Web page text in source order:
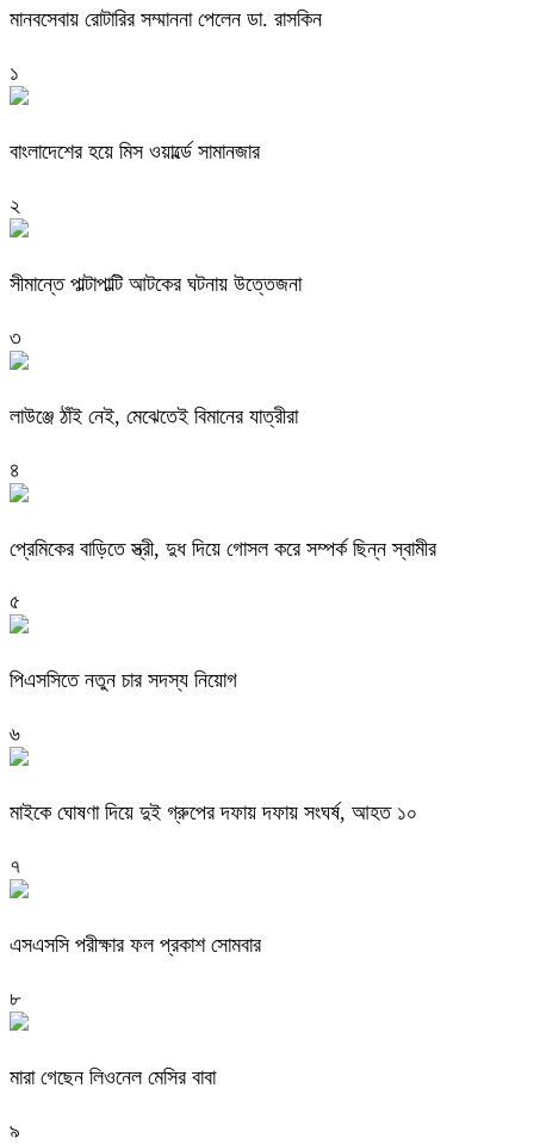
মানবসেবায় রোটারির সম্মাননা পেলেন ডা. রাসকিন
১
বাংলাদেশের হয়ে মিস ওয়ার্ল্ডে সামানজার
২
সীমান্তে পাল্টাপাল্টি আটকের ঘটনায় উত্তেজনা
৩
লাউঞ্জে ঠাঁই নেই, মেঝেতেই বিমানের যাত্রীরা
৪
প্রেমিকের বাড়িতে স্ত্রী, দুধ দিয়ে গোসল করে সম্পর্ক ছিন্ন স্বামীর
৫
পিএসসিতে নতুন চার সদস্য নিয়োগ
৬
মাইকে ঘোষণা দিয়ে দুই গ্রুপের দফায় দফায় সংঘর্ষ, আহত ১০
৭
এসএসসি পরীক্ষার ফল প্রকাশ সোমবার
৮
মারা গেছেন লিওনেল মেসির বাবা
৯